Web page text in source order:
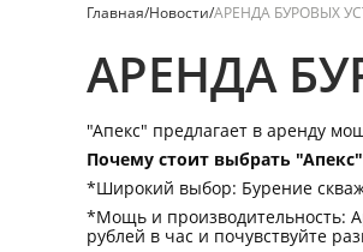
Главная/Новости/АРЕНДА БУРОВЫХ
АРЕНДА
"Апекс" предлагает в аренду
Почему стоит выбрать
*Широкий выбор: Бурение
*Мощь и производительность:
рублей в час и почувствуйте